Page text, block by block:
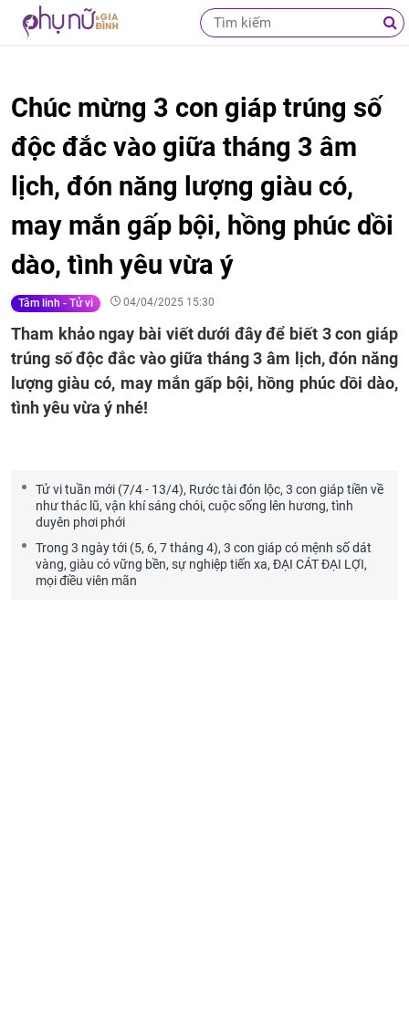
Chúc mừng 3 con giáp trúng số
độc đắc vào giữa tháng 3 âm
lịch, đón năng lượng giàu có,
may mắn gấp bội, hồng phúc dồi
dào, tình yêu vừa ý
Tâm linh - Tử vi 04/04/2025 15:30
Tham khảo ngay bài viết dưới đây để biết 3 con giáp
trúng số độc đắc vào giữa tháng 3 âm lịch, đón năng
lượng giàu có, may mắn gấp bội, hồng phúc dồi dào,
tình yêu vừa ý nhé!
Tử vi tuần mới (7/4 - 13/4), Rước tài đón lộc, 3 con giáp tiền về
như thác lũ, vận khí sáng chói, cuộc sống lên hương, tình
duyên phơi phới
Trong 3 ngày tới (5, 6, 7 tháng 4), 3 con giáp có mệnh số dát
vàng, giàu có vững bền, sự nghiệp tiến xa, ĐẠI CÁT ĐẠI LỢI,
mọi điều viên mãn